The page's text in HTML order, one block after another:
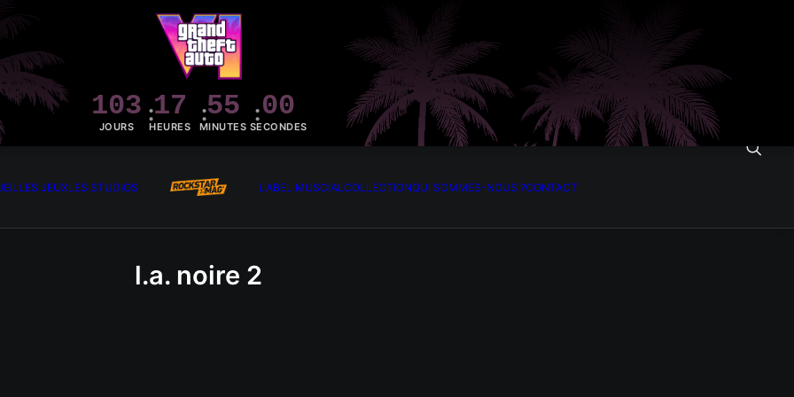
103
JOURS
17
HEURES
55
MINUTES
00
SECONDES
LES JEUXLES STUDIOS LABEL MUSCIALCOLLECTIONQUI SOMMES-NOUS ?CONTACT
l.a. noire 2